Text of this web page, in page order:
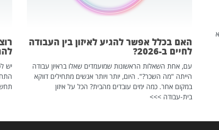
האם בכלל אפשר להגיע לאיזון בין העבודה
לחיים ב-2026?
עם, אחת השאלות הראשונות שמועמדים שאלו בראיון עבודה
הייתה "מה השכר?". היום, יותר ויותר אנשים מתחילים דווקא
במקום אחר. כמה ימים עובדים מהבית? הכל על איזון
בית-עבודה >>>
יש